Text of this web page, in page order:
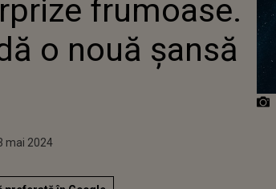
frumoase.
o nouă șansă
mai 2024
mai 2024